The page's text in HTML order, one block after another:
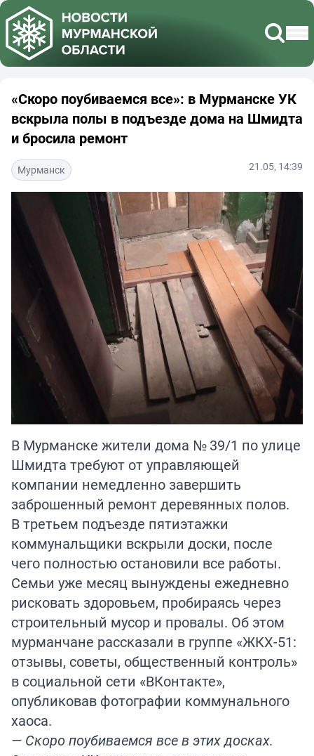
«Скоро поубиваемся все»: в Мурманске УК
вскрыла полы в подъезде дома на Шмидта
и бросила ремонт
Мурманск 21.05, 14:39
В Мурманске жители дома № 39/1 по улице
Шмидта требуют от управляющей
компании немедленно завершить
заброшенный ремонт деревянных полов.
В третьем подъезде пятиэтажки
коммунальщики вскрыли доски, после
чего полностью остановили все работы.
Семьи уже месяц вынуждены ежедневно
рисковать здоровьем, пробираясь через
строительный мусор и провалы. Об этом
мурманчане рассказали в группе «ЖКХ-51:
отзывы, советы, общественный контроль»
в социальной сети «ВКонтакте»,
опубликовав фотографии коммунального
хаоса.
— Скоро поубиваемся все в этих досках.